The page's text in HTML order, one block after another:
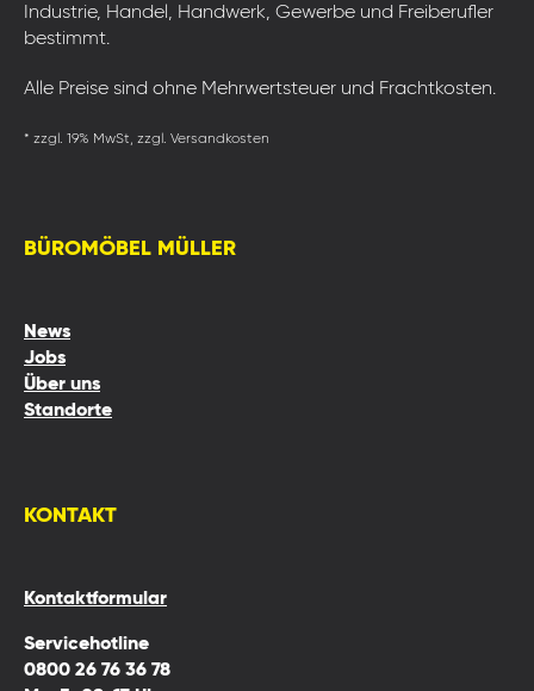
Industrie, Handel, Handwerk, Gewerbe und Freiberufler
bestimmt.
Alle Preise sind ohne Mehrwertsteuer und Frachtkosten.
* zzgl. 19% MwSt, zzgl. Versandkosten
BÜROMÖBEL MÜLLER
News
Jobs
Über uns
Standorte
KONTAKT
Kontaktformular
Servicehotline
0800 26 76 36 78